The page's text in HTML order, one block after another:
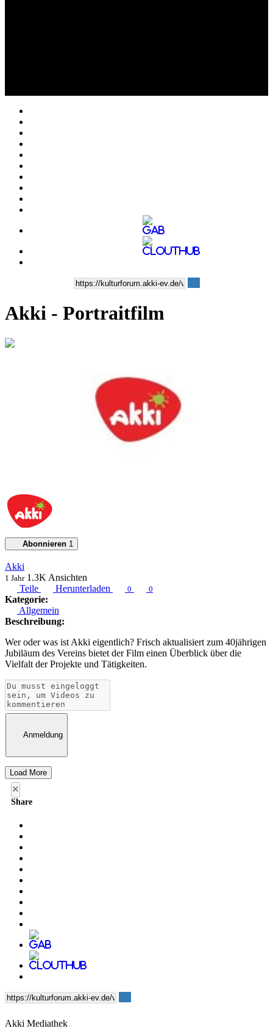
Akki - Portraitfilm
0:11:43
Abonnieren 1
Akki
1 Jahr 1.3K Ansichten
Teile
Herunterladen 0 0
Kategorie:
Allgemein
Beschreibung:
Wer oder was ist Akki eigentlich? Frisch aktualisiert zum 40jährigen
Jubiläum des Vereins bietet der Film einen Überblick über die
Vielfalt der Projekte und Tätigkeiten.
Anmeldung
Load More
Akki Mediathek
×
Share